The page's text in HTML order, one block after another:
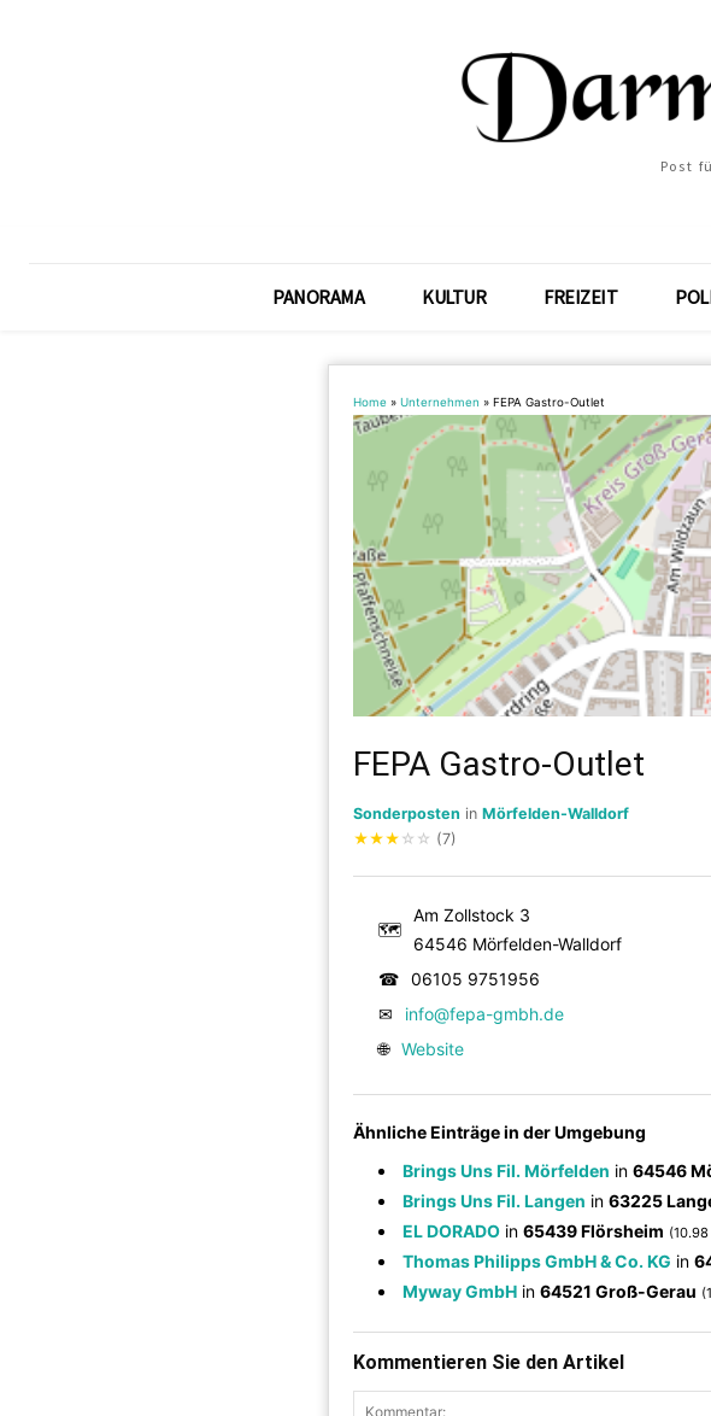
Post
PANORAMA KULTUR FREIZEIT
Home » Unternehmen » FEPA Gastro-Outlet
FEPA Gastro-Outlet
Sonderposten in Mörfelden-Walldorf
★★★ ☆ ☆ (7)
🗺
Am Zollstock 3
64546 Mörfelden-Walldorf
☎ 06105 9751956
✉
info@fepa-gmbh.de
🌐 Website
Ähnliche Einträge in der Umgebung
Brings Uns Fil. Mörfelden in 64546
Brings Uns Fil. Langen in 63225
EL DORADO in 65439 Flörsheim
Thomas Philipps GmbH & Co. KG in
Myway GmbH in 64521 Groß-Gerau
Kommentieren Sie den Artikel